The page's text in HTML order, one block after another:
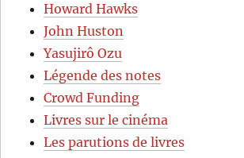
Howard Hawks
John Huston
Yasujirô Ozu
Légende des notes
Crowd Funding
Livres sur le cinéma
Les parutions de livres